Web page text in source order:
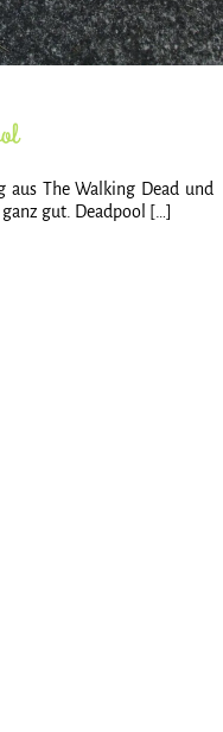
aus The Walking Dead und
gut. Deadpool […]